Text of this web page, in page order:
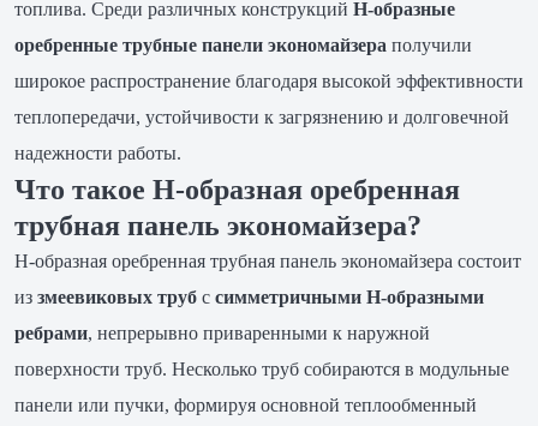
топлива. Среди различных конструкций H-образные
оребренные трубные панели экономайзера получили
широкое распространение благодаря высокой эффективности
теплопередачи, устойчивости к загрязнению и долговечной
надежности работы.
Что такое H-образная оребренная
трубная панель экономайзера?
H-образная оребренная трубная панель экономайзера состоит
из змеевиковых трубс симметричными H-образными
ребрами, непрерывно приваренными к наружной
поверхности труб. Несколько труб собираются в модульные
панели или пучки, формируя основной теплообменный